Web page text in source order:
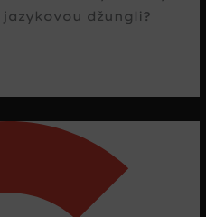
džungli?